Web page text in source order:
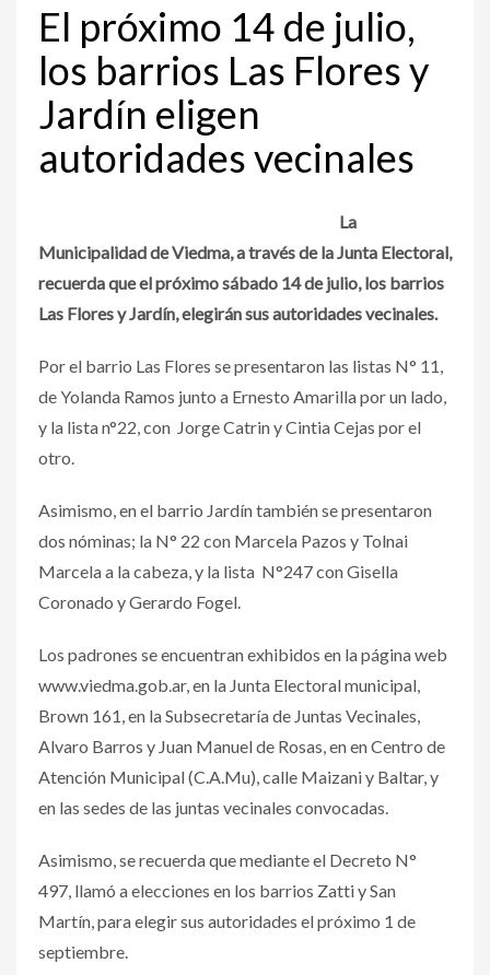
El próximo 14 de julio,
los barrios Las Flores y
Jardín eligen
autoridades vecinales
La
Municipalidad de Viedma, a través de la Junta Electoral,
recuerda que el próximo sábado 14 de julio, los barrios
Las Flores y Jardín, elegirán sus autoridades vecinales.
Por el barrio Las Flores se presentaron las listas N° 11,
de Yolanda Ramos junto a Ernesto Amarilla por un lado,
y la lista n°22, con Jorge Catrin y Cintia Cejas por el
otro.
Asimismo, en el barrio Jardín también se presentaron
dos nóminas; la N° 22 con Marcela Pazos y Tolnai
Marcela a la cabeza, y la lista N°247 con Gisella
Coronado y Gerardo Fogel.
Los padrones se encuentran exhibidos en la página web
www.viedma.gob.ar, en la Junta Electoral municipal,
Brown 161, en la Subsecretaría de Juntas Vecinales,
Alvaro Barros y Juan Manuel de Rosas, en en Centro de
Atención Municipal (C.A.Mu), calle Maizani y Baltar, y
en las sedes de las juntas vecinales convocadas.
Asimismo, se recuerda que mediante el Decreto N°
497, llamó a elecciones en los barrios Zatti y San
Martín, para elegir sus autoridades el próximo 1 de
septiembre.